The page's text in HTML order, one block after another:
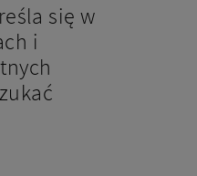
się w
i